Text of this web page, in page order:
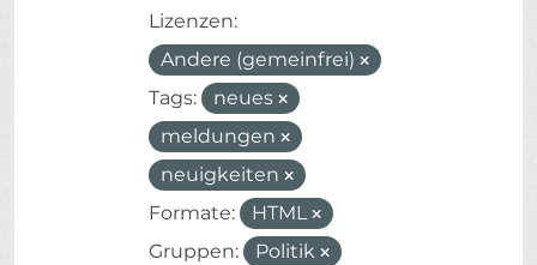
Lizenzen:
Andere (gemeinfrei)
Tags:
neues
meldungen
neuigkeiten
Formate:
HTML
Gruppen:
Politik